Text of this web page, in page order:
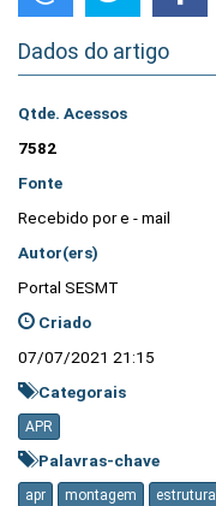
Dados do artigo
Qtde. Acessos
7582
Fonte
Recebido por e - mail
Autor(ers)
Portal SESMT
Criado
07/07/2021 21:15
Categorais
APR
Palavras-chave
apr montagem estrutura